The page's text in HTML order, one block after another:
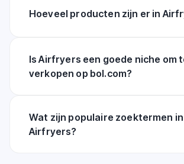
Hoeveel producten zijn er in
Is Airfryers een goede niche om
verkopen op bol.com?
Wat zijn populaire zoektermen in
Airfryers?